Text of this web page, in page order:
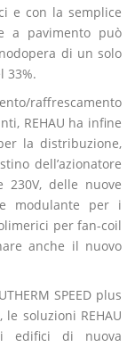
e con la semplice
a pavimento può
di un solo
33%.
raffrescamento
REHAU ha infine
la distribuzione,
dell’azionatore
230V, delle nuove
modulante per i
per fan-coil
anche il nuovo
SPEED plus
soluzioni REHAU
edifici di nuova